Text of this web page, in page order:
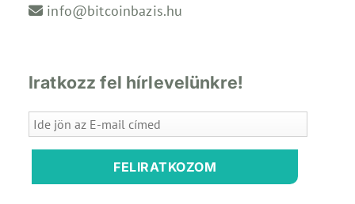
info@bitcoinbazis.hu
Iratkozz fel hírlevelünkre!
FELIRATKOZOM